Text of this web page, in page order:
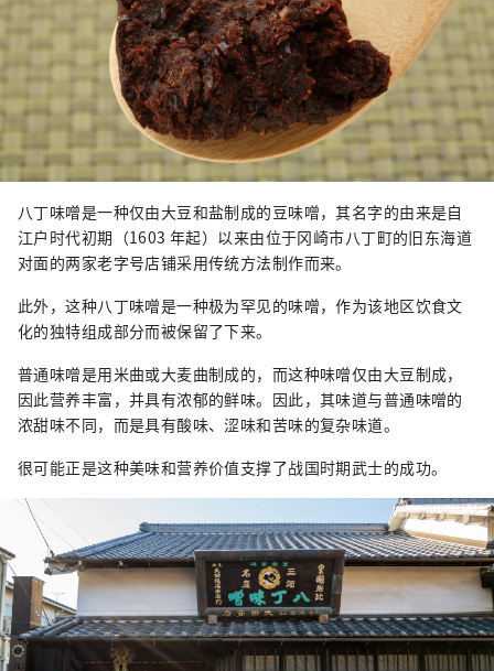
八丁味噌是一种仅由大豆和盐制成的豆味噌，其名字的由来是自
江户时代初期（1603 年起）以来由位于冈崎市八丁町的旧东海道
对面的两家老字号店铺采用传统方法制作而来。
此外，这种八丁味噌是一种极为罕见的味噌，作为该地区饮食文
化的独特组成部分而被保留了下来。
普通味噌是用米曲或大麦曲制成的，而这种味噌仅由大豆制成，
因此营养丰富，并具有浓郁的鲜味。因此，其味道与普通味噌的
浓甜味不同，而是具有酸味、涩味和苦味的复杂味道。
很可能正是这种美味和营养价值支撑了战国时期武士的成功。